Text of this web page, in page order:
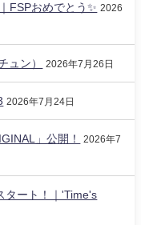
FSPおめでとう✨️ 2026
ュン） 2026年7月26日
2026年7月24日
」公開！
2026年7
タート！｜'Time's